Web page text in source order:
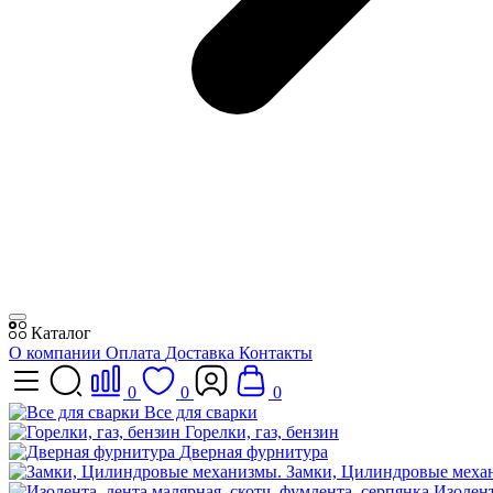
Каталог
О компании Оплата Доставка Контакты
0 0
0
Все для сварки
Горелки, газ, бензин
Дверная фурнитура
Замки, Цилиндровые